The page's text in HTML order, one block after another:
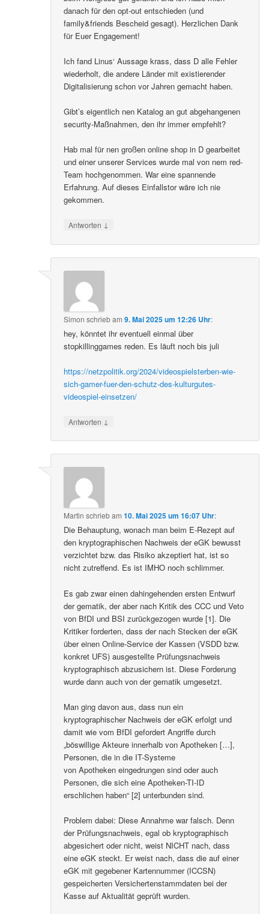
danach für den opt-out entschieden (und
family&friends Bescheid gesagt). Herzlichen Dank
für Euer Engagement!
Ich fand Linus‘ Aussage krass, dass D alle Fehler
wiederholt, die andere Länder mit existierender
Digitalisierung schon vor Jahren gemacht haben.
Gibt’s eigentlich nen Katalog an gut abgehangenen
security-Maßnahmen, den ihr immer empfehlt?
Hab mal für nen großen online shop in D gearbeitet
und einer unserer Services wurde mal von nem red-
Team hochgenommen. War eine spannende
Erfahrung. Auf dieses Einfallstor wäre ich nie
gekommen.
Antworten ↓
Simon schriebam9. Mai 2025 um 12:26 Uhr:
hey, könntet ihr eventuell einmal über
stopkillinggames reden. Es läuft noch bis juli
https://netzpolitik.org/2024/videospielsterben-wie-
sich-gamer-fuer-den-schutz-des-kulturgutes-
videospiel-einsetzen/
Antworten ↓
Martin schriebam10. Mai 2025 um 16:07 Uhr:
Die Behauptung, wonach man beim E-Rezept auf
den kryptographischen Nachweis der eGK bewusst
verzichtet bzw. das Risiko akzeptiert hat, ist so
nicht zutreffend. Es ist IMHO noch schlimmer.
Es gab zwar einen dahingehenden ersten Entwurf
der gematik, der aber nach Kritik des CCC und Veto
von BfDI und BSI zurückgezogen wurde [1]. Die
Kritiker forderten, dass der nach Stecken der eGK
über einen Online-Service der Kassen (VSDD bzw.
konkret UFS) ausgestellte Prüfungsnachweis
kryptographisch abzusichern ist. Diese Forderung
wurde dann auch von der gematik umgesetzt.
Man ging davon aus, dass nun ein
kryptographischer Nachweis der eGK erfolgt und
damit wie vom BfDI gefordert Angriffe durch
„böswillige Akteure innerhalb von Apotheken […],
Personen, die in die IT-Systeme
von Apotheken eingedrungen sind oder auch
Personen, die sich eine Apotheken-TI-ID
erschlichen haben“ [2] unterbunden sind.
Problem dabei: Diese Annahme war falsch. Denn
der Prüfungsnachweis, egal ob kryptographisch
abgesichert oder nicht, weist NICHT nach, dass
eine eGK steckt. Er weist nach, dass die auf einer
eGK mit gegebener Kartennummer (ICCSN)
gespeicherten Versichertenstammdaten bei der
Kasse auf Aktualität geprüft wurden.